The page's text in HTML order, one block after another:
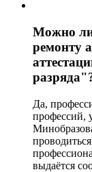
Можно ли
ремонту
Да,
профессий,
выдаётся